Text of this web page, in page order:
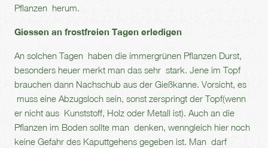
Pflanzen herum.
Giessen an frostfreien Tagen erledigen
An solchen Tagen haben die immergrünen Pflanzen Durst,
besonders heuer merkt man das sehr stark. Jene im Topf
brauchen dann Nachschub aus der Gießkanne. Vorsicht, es
muss eine Abzugsloch sein, sonst zerspringt der Topf(wenn
er nicht aus Kunststoff, Holz oder Metall ist). Auch an die
Pflanzen im Boden sollte man denken, wenngleich hier noch
keine Gefahr des Kaputtgehens gegeben ist. Man darf